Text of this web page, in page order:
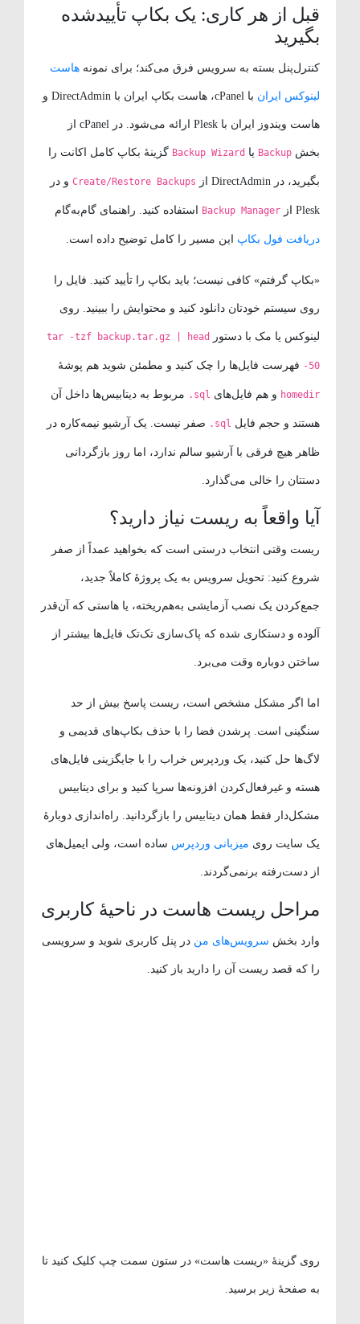
قبل از هر کاری: یک بکاپ تأییدشده
بگیرید
کنترل‌پنل بسته به سرویس فرق می‌کند؛ برای نمونههاست
لینوکس ایران با cPanel، هاست بکاپ ایران با DirectAdmin و
هاست ویندوز ایران با Plesk ارائه می‌شود. در cPanel از
بخشBackupیا Backup Wizardگزینهٔ بکاپ کامل اکانت را
بگیرید، در DirectAdmin از Create/Restore Backupsو در
Plesk از Backup Managerاستفاده کنید. راهنمای گام‌به‌گام
دریافت فول بکاپاین مسیر را کامل توضیح داده است.
«بکاپ گرفتم» کافی نیست؛ باید بکاپ را تأیید کنید. فایل را
روی سیستم خودتان دانلود کنید و محتوایش را ببینید. روی
لینوکس یا مک با دستورtar -tzf backup.tar.gz | head
-50فهرست فایل‌ها را چک کنید و مطمئن شوید هم پوشهٔ
homedirو هم فایل‌های.sqlمربوط به دیتابیس‌ها داخل آن
هستند و حجم فایل.sqlصفر نیست. یک آرشیو نیمه‌کاره در
ظاهر هیچ فرقی با آرشیو سالم ندارد، اما روز بازگردانی
دستتان را خالی می‌گذارد.
آیا واقعاً به ریست نیاز دارید؟
ریست وقتی انتخاب درستی است که بخواهید عمداً از صفر
شروع کنید: تحویل سرویس به یک پروژهٔ کاملاً جدید،
جمع‌کردن یک نصب آزمایشی به‌هم‌ریخته، یا هاستی که آن‌قدر
آلوده و دستکاری شده که پاک‌سازی تک‌تک فایل‌ها بیشتر از
ساختن دوباره وقت می‌برد.
اما اگر مشکل مشخص است، ریست پاسخ بیش از حد
سنگینی است. پرشدن فضا را با حذف بکاپ‌های قدیمی و
لاگ‌ها حل کنید، یک وردپرس خراب را با جایگزینی فایل‌های
هسته و غیرفعال‌کردن افزونه‌ها سرپا کنید و برای دیتابیس
مشکل‌دار فقط همان دیتابیس را بازگردانید. راه‌اندازی دوبارهٔ
یک سایت رویمیزبانی وردپرس ساده است، ولی ایمیل‌های
از دست‌رفته برنمی‌گردند.
مراحل ریست هاست در ناحیهٔ کاربری
وارد بخشسرویس‌های مندر پنل کاربری شوید و سرویسی
را که قصد ریست آن را دارید باز کنید.
روی گزینهٔ «ریست هاست» در ستون سمت چپ کلیک کنید تا
به صفحهٔ زیر برسید.